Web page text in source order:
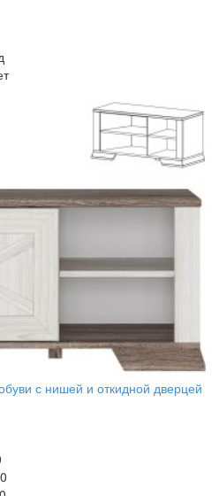
с нишей и откидной дверцей